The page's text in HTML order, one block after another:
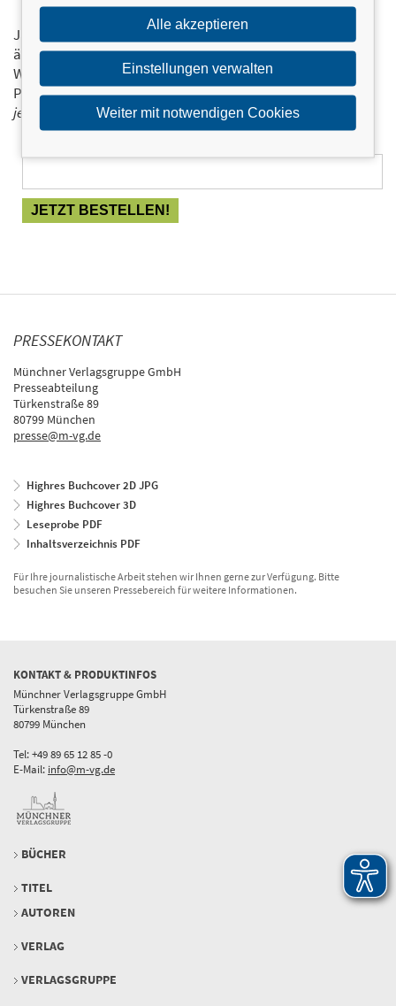
Ja, ich will über interessante Neuerscheinungen und
ähnliche Produkte informiert werden.
Wir halten Sie per E-Mail auf dem aktuellen Stand über das
Programm der Münchner Verlagsgruppe.Tragen Sie sich
jetzt ein!
PRESSEKONTAKT
Münchner Verlagsgruppe GmbH
Presseabteilung
Türkenstraße 89
80799 München
presse@m-vg.de
Highres Buchcover 2D JPG
Highres Buchcover 3D
Leseprobe PDF
Inhaltsverzeichnis PDF
Für Ihre journalistische Arbeit stehen wir Ihnen gerne zur Verfügung. Bitte
besuchen Sie unseren Pressebereich für weitere Informationen.
KONTAKT & PRODUKTINFOS
Münchner Verlagsgruppe GmbH
Türkenstraße 89
80799 München
Tel: +49 89 65 12 85 -0
E-Mail: info@m-vg.de
BÜCHER
TITEL
AUTOREN
VERLAG
VERLAGSGRUPPE
Alle akzeptieren
Einstellungen verwalten
Weiter mit notwendigen Cookies